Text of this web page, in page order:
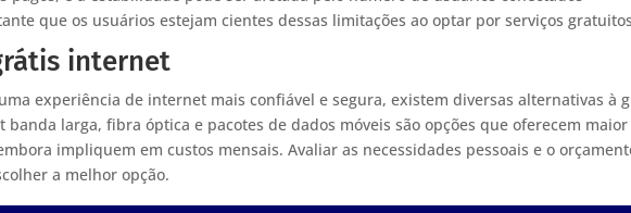
que os usuários estejam cientes dessas limitações ao optar por serviços
internet
experiência de internet mais confiável e segura, existem diversas alternativas à
larga, fibra óptica e pacotes de dados móveis são opções que oferecem maior
impliquem em custos mensais. Avaliar as necessidades pessoais e o
a melhor opção.